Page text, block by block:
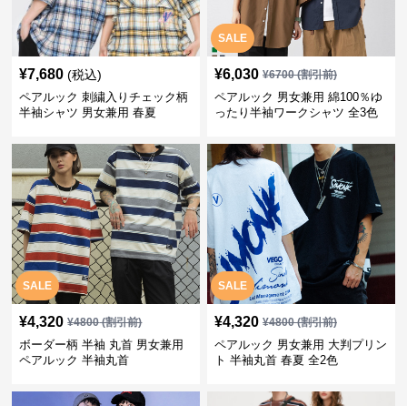
¥7,680 (税込)
ペアルック 刺繍入りチェック柄
半袖シャツ 男女兼用 春夏
SALE
¥6,030 ¥6700(割引前)
ペアルック 男女兼用 綿100％ゆ
ったり半袖ワークシャツ 全3色
SALE
¥4,320 ¥4800(割引前)
ボーダー柄 半袖 丸首 男女兼用
ペアルック 半袖丸首
SALE
¥4,320 ¥4800(割引前)
ペアルック 男女兼用 大判プリン
ト 半袖丸首 春夏 全2色